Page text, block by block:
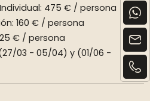
475 € / persona
160 € / persona
€ / persona
03 - 05/04) y (01/06 -